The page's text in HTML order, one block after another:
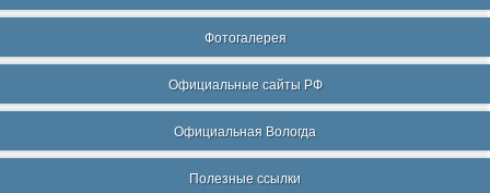
Фотогалерея
Официальные сайты РФ
Официальная Вологда
Полезные ссылки